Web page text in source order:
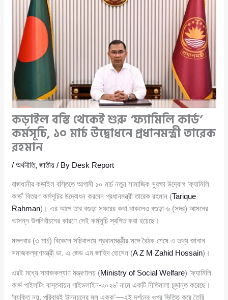
কড়াইল বস্তি থেকেই শুরু ‘ফ্যামিলি কার্ড’
কর্মসূচি, ১০ মার্চ উদ্বোধনে প্রধানমন্ত্রী তারেক
রহমান
/অর্থনীতি,জাতীয় / By Desk Report
রাজধানীর কড়াইল বস্তিতে আগামী ১০ মার্চ নতুন সামাজিক সুরক্ষা উদ্যোগ ‘ফ্যামিলি
কার্ড’ বিতরণ কর্মসূচির উদ্বোধন করবেন প্রধানমন্ত্রী তারেক রহমান (Tarique
Rahman)। এর আগে তার বগুড়া সফরের কথা থাকলেও বগুড়া-৬ (সদর) আসনের
আসন্ন উপনির্বাচনের কারণে সেই কর্মসূচি স্থগিত করা হয়েছে।
মঙ্গলবার (৩ মার্চ) বিকেলে সচিবালয়ে প্রধানমন্ত্রীর সঙ্গে বৈঠক শেষে এ তথ্য জানান
সমাজকল্যাণমন্ত্রী ডা. এ জেড এম জাহিদ হোসেন (A Z M Zahid Hossain)।
এরই মধ্যে সমাজকল্যাণ মন্ত্রণালয় (Ministry of Social Welfare) ‘ফ্যামিলি
কার্ড পাইলটিং বাস্তবায়ন গাইডলাইন-২০২৬’ নামে একটি নীতিমালা চূড়ান্ত করেছে।
‘ব্যক্তি নয়, পরিবারই উন্নয়নের মূল একক’—এই দর্শনের ওপর ভিত্তি করে তৈরি